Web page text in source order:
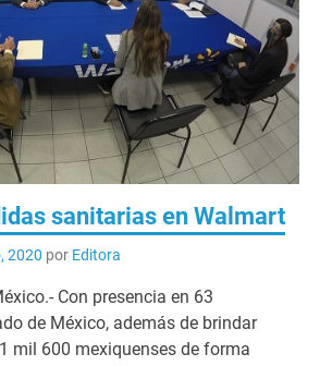
sanitarias en Walmart
2020 por Editora
Con presencia en 63
de México, además de brindar
mil 600 mexiquenses de forma